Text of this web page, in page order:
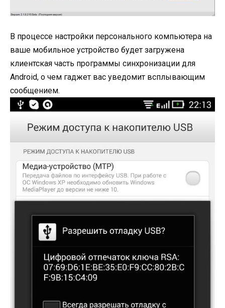
В процессе настройки персонального компьютера на
ваше мобильное устройство будет загружена
клиентская часть программы синхронизации для
Android, о чем гаджет вас уведомит всплывающим
сообщением.